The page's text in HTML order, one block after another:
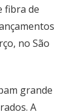
fibra de
no São
grande
A